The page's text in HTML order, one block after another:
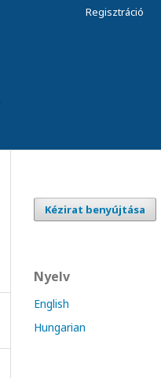
Regisztráció
Kézirat benyújtása
Nyelv
English
Hungarian